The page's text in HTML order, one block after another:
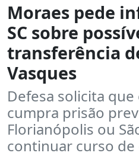
Moraes pede
SC sobre
transferência
Vasques
Defesa solicita
cumpra prisão
Florianópolis ou
continuar curso